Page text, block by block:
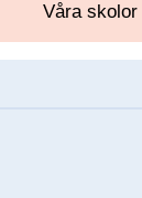
Våra skolor